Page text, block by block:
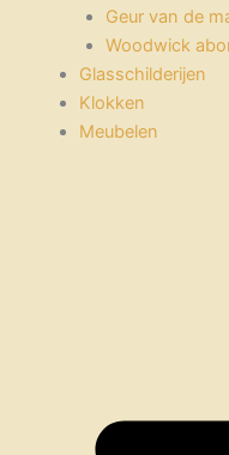
Geur van de
Woodwick
Glasschilderijen
Klokken
Meubelen